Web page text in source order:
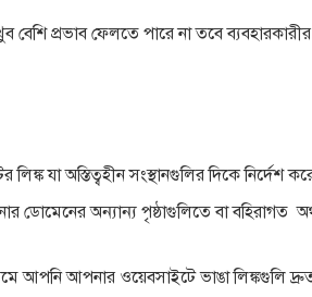
বেশি প্রভাব ফেলতে পারে না তবে
যা অস্তিত্বহীন সংস্থানগুলির দিকে নির্দেশ
ডোমেনের অন্যান্য পৃষ্ঠাগুলিতে বা বহিরাগত
আপনি আপনার ওয়েবসাইটে ভাঙা লিঙ্কগুলি